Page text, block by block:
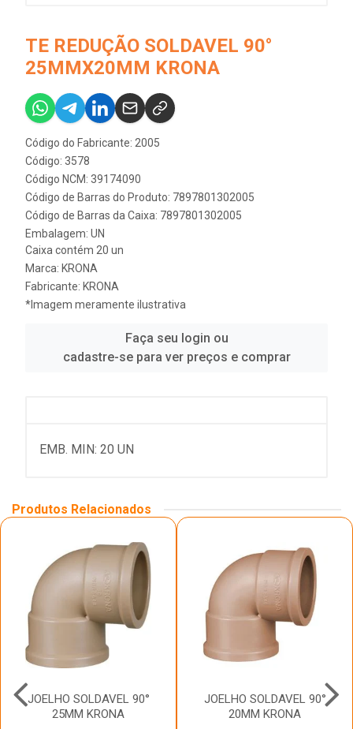
TE REDUÇÃO SOLDAVEL 90°
25MMX20MM KRONA
Código do Fabricante: 2005
Código: 3578
Código NCM: 39174090
Código de Barras do Produto: 7897801302005
Código de Barras da Caixa: 7897801302005
Embalagem: UN
Caixa contém 20 un
Marca: KRONA
Fabricante: KRONA
*Imagem meramente ilustrativa
Faça seu login ou
cadastre-se para ver preços e comprar
EMB. MIN: 20 UN
Produtos Relacionados
JOELHO SOLDAVEL 90°
25MM KRONA
JOELHO SOLDAVEL 90°
20MM KRONA